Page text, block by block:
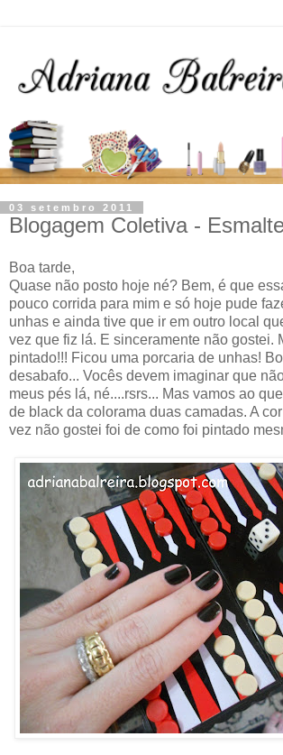
03 setembro 2011
Blogagem Coletiva -
Boa tarde,
Quase não posto hoje né? Bem, é que
pouco corrida para mim e só hoje pude
unhas e ainda tive que ir em outro local
vez que fiz lá. E sinceramente não gostei.
pintado!!! Ficou uma porcaria de unhas!
desabafo... Vocês devem imaginar que
meus pés lá, né....rsrs... Mas vamos ao
de black da colorama duas camadas. A
vez não gostei foi de como foi pintado